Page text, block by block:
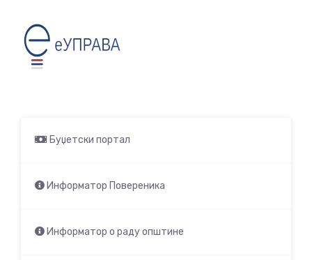
Буџетски портал
Информатор Повереника
Информатор о раду општине